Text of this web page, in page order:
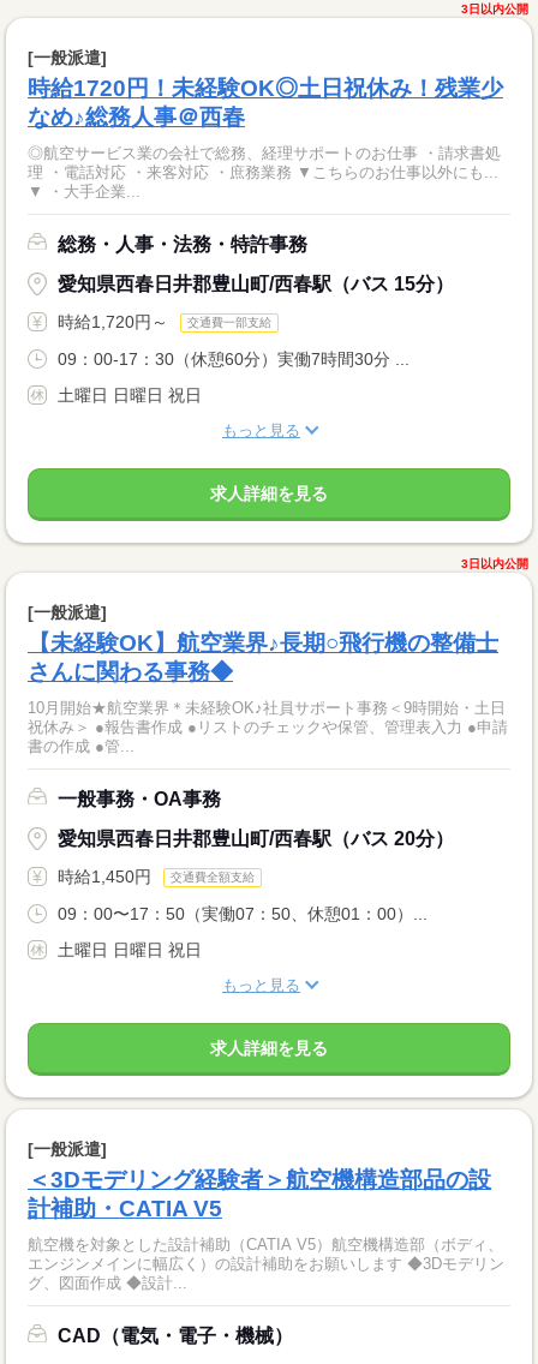
3日以内公開
[一般派遣]
時給1720円！未経験OK◎土日祝休み！残業少
なめ♪総務人事＠西春
◎航空サービス業の会社で総務、経理サポートのお仕事 ・請求書処
理 ・電話対応 ・来客対応 ・庶務業務 ▼こちらのお仕事以外にも...
▼ ・大手企業...
総務・人事・法務・特許事務
愛知県西春日井郡豊山町/西春駅（バス 15分）
時給1,720円～ 交通費一部支給
09：00-17：30（休憩60分）実働7時間30分 ...
土曜日 日曜日 祝日
もっと見る
求人詳細を見る
3日以内公開
[一般派遣]
【未経験OK】航空業界♪長期○飛行機の整備士
さんに関わる事務◆
10月開始★航空業界＊未経験OK♪社員サポート事務＜9時開始・土日
祝休み＞ ●報告書作成 ●リストのチェックや保管、管理表入力 ●申請
書の作成 ●管...
一般事務・OA事務
愛知県西春日井郡豊山町/西春駅（バス 20分）
時給1,450円 交通費全額支給
09：00〜17：50（実働07：50、休憩01：00）...
土曜日 日曜日 祝日
もっと見る
求人詳細を見る
[一般派遣]
＜3Dモデリング経験者＞航空機構造部品の設
計補助・CATIA V5
航空機を対象とした設計補助（CATIA V5）航空機構造部（ボディ、
エンジンメインに幅広く）の設計補助をお願いします ◆3Dモデリン
グ、図面作成 ◆設計...
CAD（電気・電子・機械）